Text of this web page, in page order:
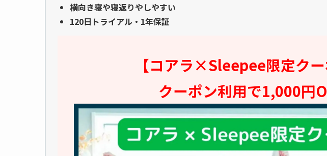
横向き寝や寝返りやしやすい
120日トライアル・1年保証
【コアラ×Sleepee限定クー
クーポン利用で1,000円